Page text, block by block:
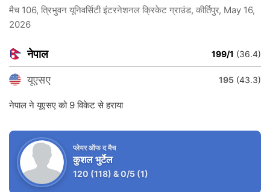
मैच 106, त्रिभुवन यूनिवर्सिटी इंटरनेशनल क्रिकेट ग्राउंड, कीर्तिपुर, May 16,
2026
नेपाल 199/1 (36.4)
यूएसए 195 (43.3)
नेपाल ने यूएसए को 9 विकेट से हराया
प्लेयर ऑफ द मैच
कुशल भुर्टेल
120 (118) &0/5 (1)